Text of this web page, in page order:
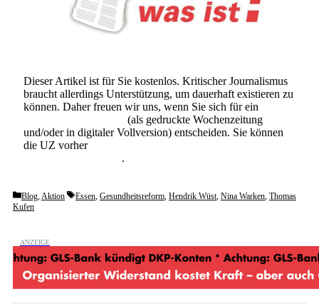
Dieser Artikel ist für Sie kostenlos. Kritischer Journalismus
braucht allerdings Unterstützung, um dauerhaft existieren zu
können. Daher freuen wir uns, wenn Sie sich für ein
(als gedruckte Wochenzeitung
und/oder in digitaler Vollversion) entscheiden. Sie können
die UZ vorher
.
Categories
Blog,Aktion Tags
Essen, Gesundheitsreform, Hendrik Wüst, Nina Warken, Thomas
Kufen